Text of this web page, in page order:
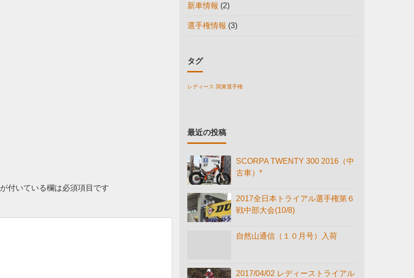
が付いている欄は必須項目です
新車情報 (2)
選手権情報 (3)
タグ
レディース 関東選手権
最近の投稿
SCORPA TWENTY 300 2016（中
古車）*
2017全日本トライアル選手権第６
戦中部大会(10/8)
自然山通信（１０月号）入荷
2017/04/02 レディーストライアル